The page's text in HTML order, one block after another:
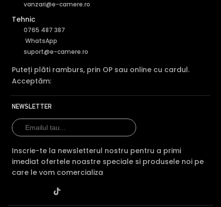
vanzari@e-camere.ro
Tehnic
0765 487 387
WhatsApp
suport@e-camere.ro
Puteți plăti ramburs, prin OP sau online cu cardul.
Acceptăm:
NEWSLETTER
Inscrie-te la newsletterul nostru pentru a primi
imediat ofertele noastre speciale si produsele noi pe
care le vom comercializa